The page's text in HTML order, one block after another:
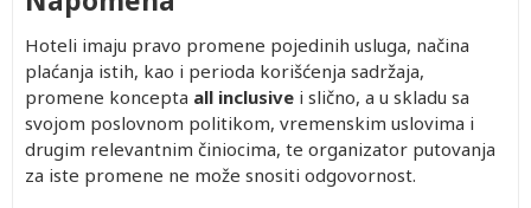
Hoteli imaju pravo promene pojedinih usluga, načina
plaćanja istih, kao i perioda korišćenja sadržaja,
promene koncepta all inclusive i slično, a u skladu sa
svojom poslovnom politikom, vremenskim uslovima i
drugim relevantnim činiocima, te organizator putovanja
za iste promene ne može snositi odgovornost.